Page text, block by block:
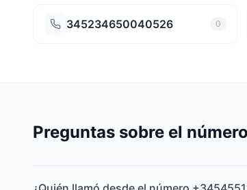
345234650040526 0
Preguntas sobre el